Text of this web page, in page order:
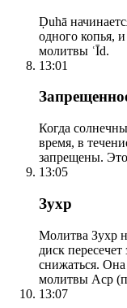
Ḍuhā
одного копья,
молитвы ʿĪd.
13:01
Когда
время, в
запрещены.
13:05
Зухр
Молитва Зухр
диск
снижаться. Она
молитвы Аср
13:07